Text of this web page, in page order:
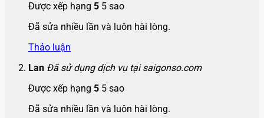
Được xếp hạng 5 5 sao
Đã sửa nhiều lần và luôn hài lòng.
Thảo luận
Lan Đã sử dụng dịch vụ tại saigonso.com
Được xếp hạng 5 5 sao
Đã sửa nhiều lần và luôn hài lòng.